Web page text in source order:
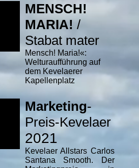
MENSCH!
MARIA! /
Stabat mater
Mensch! Maria!«:
Welturaufführung auf
dem Kevelaerer
Kapellenplatz
Marketing-
Preis-Kevelaer
2021
Kevelaer Allstars Carlos
Santana Smooth. Der